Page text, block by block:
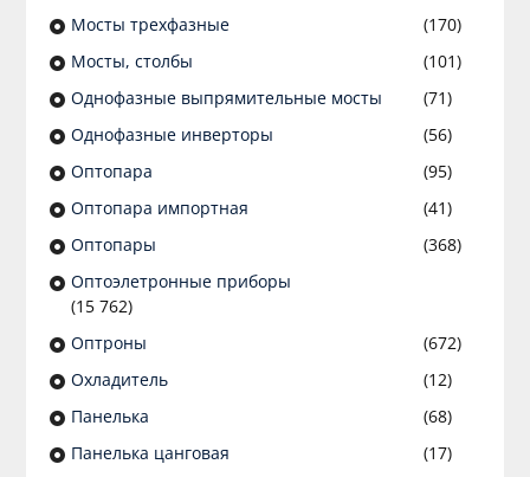
Мосты трехфазные
(170)
Мосты, столбы
(101)
Однофазные выпрямительные мосты
(71)
Однофазные инверторы
(56)
Оптопара
(95)
Оптопара импортная
(41)
Оптопары
(368)
Оптоэлетронные приборы
(15 762)
Оптроны
(672)
Охладитель
(12)
Панелька
(68)
Панелька цанговая
(17)